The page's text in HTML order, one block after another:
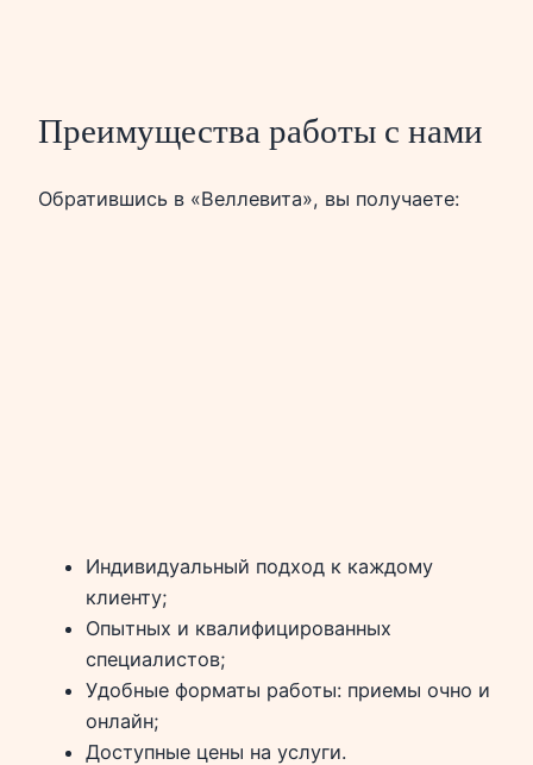
Преимущества работы с нами
Обратившись в «Веллевита», вы получаете:
Индивидуальный подход к каждому
клиенту;
Опытных и квалифицированных
специалистов;
Удобные форматы работы: приемы очно и
онлайн;
Доступные цены на услуги.